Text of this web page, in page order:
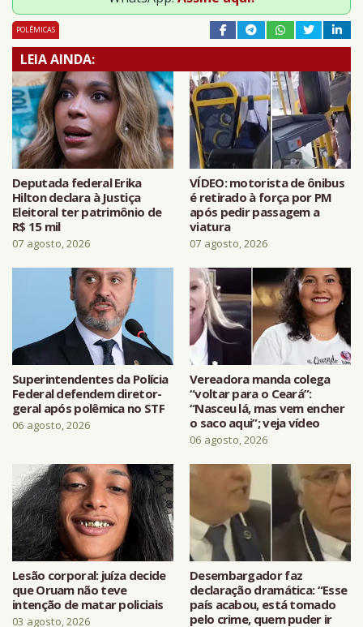
POLÊMICAS
LEIA AINDA:
Deputada federal Erika
Hilton declara à Justiça
Eleitoral ter patrimônio de
R$ 15 mil
07 agosto, 2026
VÍDEO: motorista de ônibus
é retirado à força por PM
após pedir passagem a
viatura
07 agosto, 2026
Superintendentes da Polícia
Federal defendem diretor-
geral após polêmica no STF
06 agosto, 2026
Vereadora manda colega
“voltar para o Ceará”:
“Nasceu lá, mas vem encher
o saco aqui”; veja vídeo
06 agosto, 2026
Lesão corporal: juíza decide
que Oruam não teve
intenção de matar policiais
03 agosto, 2026
Desembargador faz
declaração dramática: “Esse
país acabou, está tomado
pelo crime, quem puder ir